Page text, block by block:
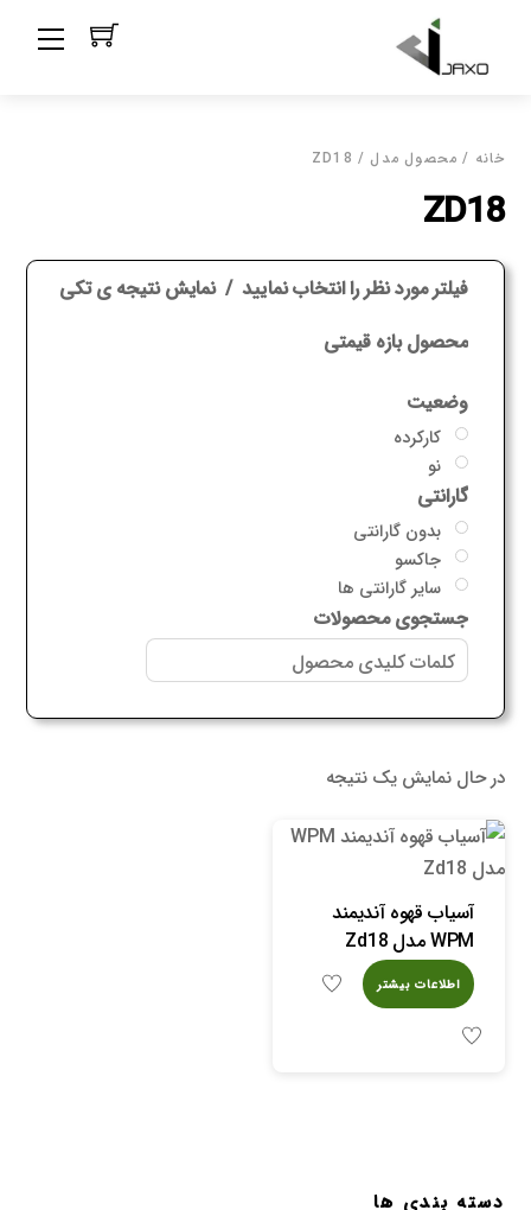
content
خانه / محصول مدل / ZD18
ZD18
فیلتر مورد نظر را انتخاب نمایید نمایش نتیجه ی تکی
محصول بازه قیمتی
وضعیت
کارکرده
نو
گارانتی
بدون گارانتی
جاکسو
سایر گارانتی ها
جستجوی محصولات
در حال نمایش یک نتیجه
آسیاب قهوه آندیمند
WPM مدل Zd18
اطلاعات بیشتر
دسته بندی ها